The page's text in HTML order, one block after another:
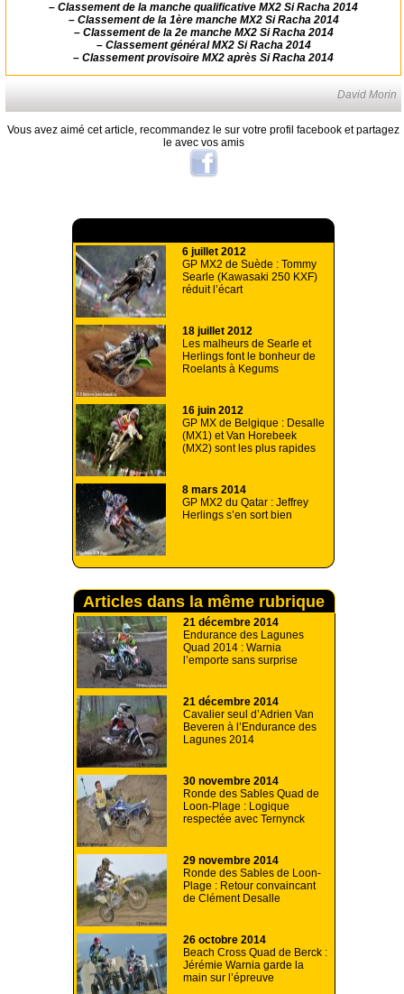
– Classement de la manche qualificative MX2 Si Racha 2014
– Classement de la 1ère manche MX2 Si Racha 2014
– Classement de la 2e manche MX2 Si Racha 2014
– Classement général MX2 Si Racha 2014
– Classement provisoire MX2 après Si Racha 2014
David Morin
Vous avez aimé cet article, recommandez le sur votre profil facebook et partagez
le avec vos amis
6 juillet 2012
GP MX2 de Suède : Tommy
Searle (Kawasaki 250 KXF)
réduit l’écart
18 juillet 2012
Les malheurs de Searle et
Herlings font le bonheur de
Roelants à Kegums
16 juin 2012
GP MX de Belgique : Desalle
(MX1) et Van Horebeek
(MX2) sont les plus rapides
8 mars 2014
GP MX2 du Qatar : Jeffrey
Herlings s’en sort bien
Articles dans la même rubrique
21 décembre 2014
Endurance des Lagunes
Quad 2014 : Warnia
l’emporte sans surprise
21 décembre 2014
Cavalier seul d’Adrien Van
Beveren à l’Endurance des
Lagunes 2014
30 novembre 2014
Ronde des Sables Quad de
Loon-Plage : Logique
respectée avec Ternynck
29 novembre 2014
Ronde des Sables de Loon-
Plage : Retour convaincant
de Clément Desalle
26 octobre 2014
Beach Cross Quad de Berck :
Jérémie Warnia garde la
main sur l’épreuve